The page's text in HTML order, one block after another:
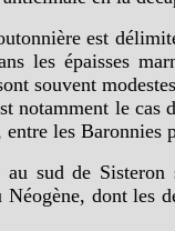
est
les épaisses
souvent
notamment le cas
entre les Baronnies
au sud de
dont les